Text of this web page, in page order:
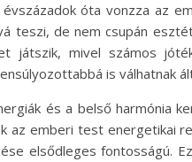
óta vonzza az
teszi, de nem csupán
játszik, mivel számos
is válhatnak
és a belső harmónia
az emberi test energetikai
elsődleges fontosságú.